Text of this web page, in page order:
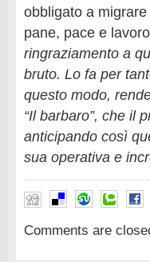
obbligato a
pane, pace e
ringraziamento a
bruto. Lo fa per
questo modo,
“Il barbaro”, che il
anticipando così
sua operativa e
Comments are